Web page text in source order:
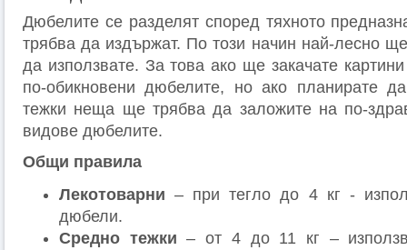
Дюбелите се разделят според тяхното
трябва да издържат. По този начин най-лесно
да използвате. За това ако ще закачате
по-обикновени дюбелите, но ако планирате
тежки неща ще трябва да заложите на по-
видове дюбелите.
Общи правила
Лекотоварни – при тегло до 4 кг -
дюбели.
Средно тежки – от 4 до 11 кг –